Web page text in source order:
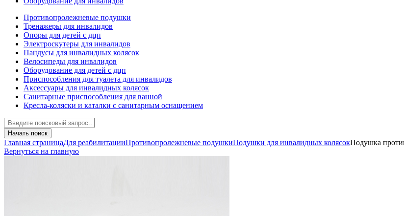
Противопролежневые подушки
Тренажеры для инвалидов
Опоры для детей с дцп
Электроскутеры для инвалидов
Пандусы для инвалидных колясок
Велосипеды для инвалидов
Оборудование для детей с дцп
Приспособления для туалета для инвалидов
Аксессуары для инвалидных колясок
Санитарные приспособления для ванной
Кресла-коляски и каталки с санитарным оснащением
Начать поиск
Главная страницаДля реабилитацииПротивопролежневые подушкиПодушки для инвалидных колясокПодушка
Вернуться на главную